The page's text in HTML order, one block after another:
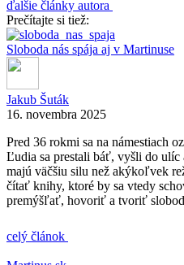
ďalšie články autora
Prečítajte si tiež:
Sloboda nás spája aj v Martinuse
Jakub Šuták
16. novembra 2025
Pred 36 rokmi sa na námestiach
Ľudia sa prestali báť, vyšli do ulíc
majú väčšiu silu než akýkoľvek
čítať knihy, ktoré by sa vtedy
premýšľať, hovoriť a tvoriť
celý článok